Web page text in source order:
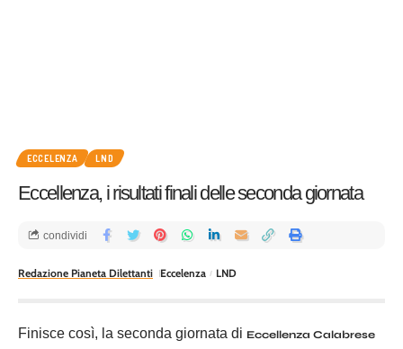
ECCELENZA LND
Eccellenza, i risultati finali delle seconda giornata
Redazione Pianeta Dilettanti Eccelenza LND
condividi
Finisce così, la seconda giornata di Eccellenza Calabrese